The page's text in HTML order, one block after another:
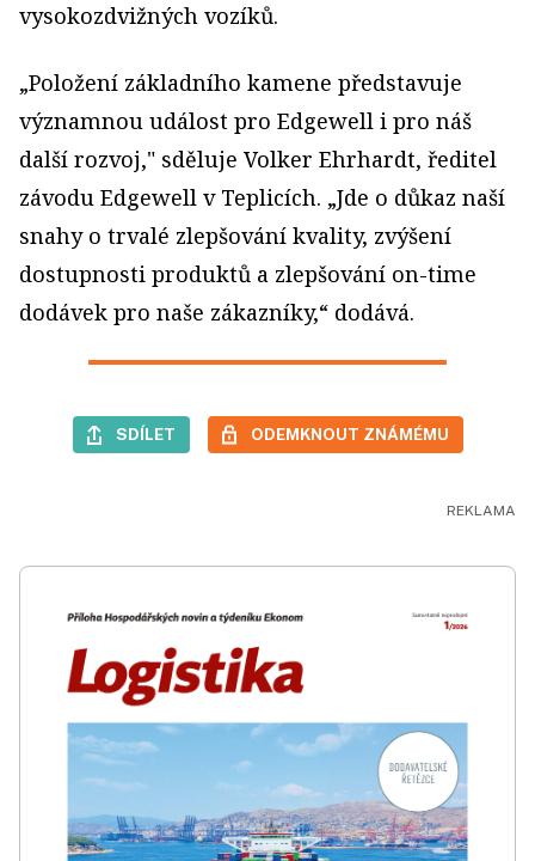
vysokozdvižných vozíků.
„Položení základního kamene představuje
významnou událost pro Edgewell i pro náš
další rozvoj," sděluje Volker Ehrhardt, ředitel
závodu Edgewell v Teplicích. „Jde o důkaz naší
snahy o trvalé zlepšování kvality, zvýšení
dostupnosti produktů a zlepšování on-time
dodávek pro naše zákazníky,“ dodává.
SDÍLET ODEMKNOUT ZNÁMÉMU